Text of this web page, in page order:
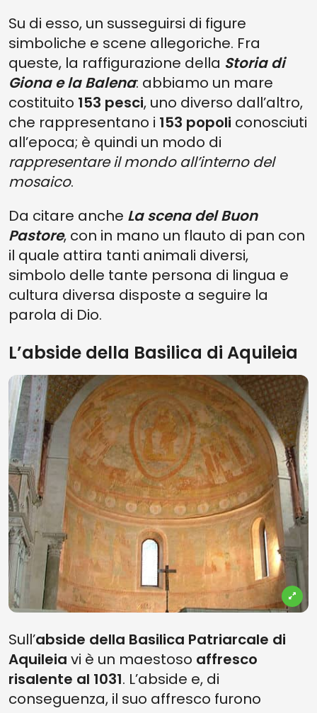
Su di esso, un susseguirsi di figure
simboliche e scene allegoriche. Fra
queste, la raffigurazione della Storia di
Giona e la Balena: abbiamo un mare
costituito 153 pesci, uno diverso dall’altro,
che rappresentano i 153 popoli conosciuti
all’epoca; è quindi un modo di
rappresentare il mondo all’interno del
mosaico.
Da citare anche La scena del Buon
Pastore, con in mano un flauto di pan con
il quale attira tanti animali diversi,
simbolo delle tante persona di lingua e
cultura diversa disposte a seguire la
parola di Dio.
L’abside della Basilica di Aquileia
Sull’abside della Basilica Patriarcale di
Aquileia vi è un maestoso affresco
risalente al 1031. L’abside e, di
conseguenza, il suo affresco furono